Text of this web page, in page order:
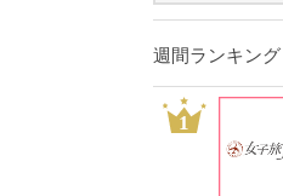
週間ランキン
1